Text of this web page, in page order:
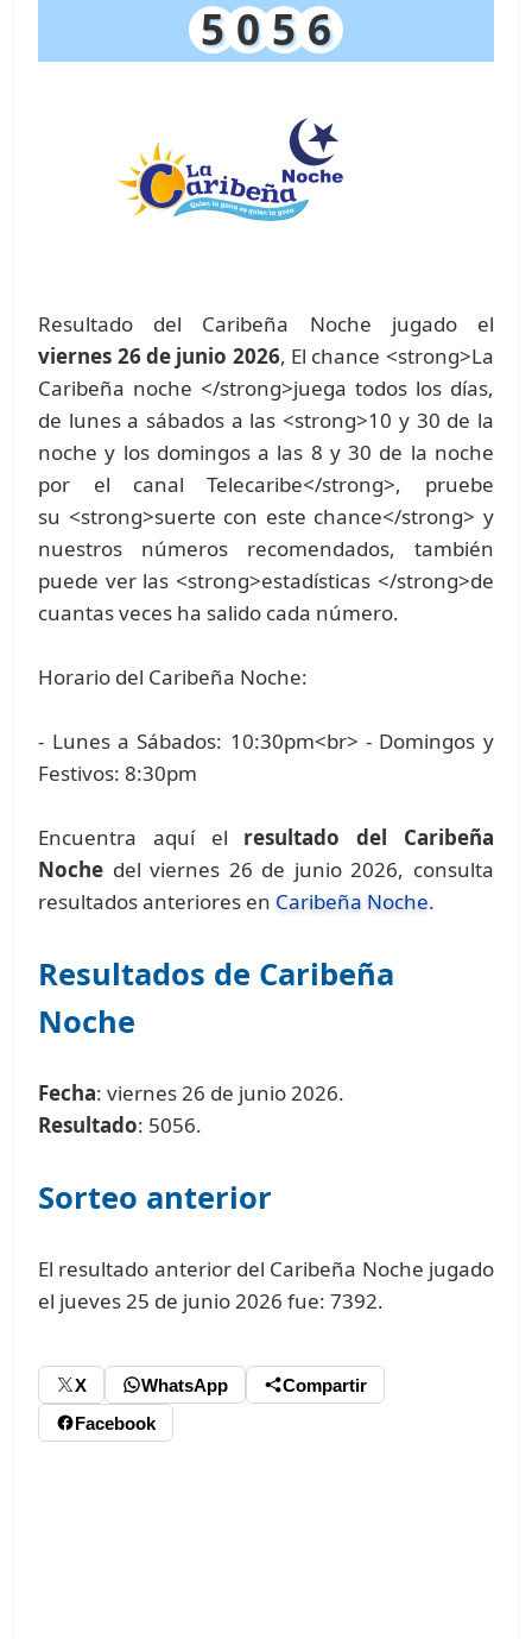
5 0 5 6
Resultado del Caribeña Noche jugado el
viernes 26 de junio 2026, El chance <strong>La
Caribeña noche </strong>juega todos los días,
de lunes a sábados a las <strong>10 y 30 de la
noche y los domingos a las 8 y 30 de la noche
por el canal Telecaribe</strong>, pruebe
su <strong>suerte con este chance</strong> y
nuestros números recomendados, también
puede ver las <strong>estadísticas </strong>de
cuantas veces ha salido cada número.
Horario del Caribeña Noche:
- Lunes a Sábados: 10:30pm<br> - Domingos y
Festivos: 8:30pm
Encuentra aquí el resultado del Caribeña
Noche del viernes 26 de junio 2026, consulta
resultados anteriores en Caribeña Noche.
Resultados de Caribeña
Noche
Fecha: viernes 26 de junio 2026.
Resultado: 5056.
Sorteo anterior
El resultado anterior del Caribeña Noche jugado
el jueves 25 de junio 2026 fue: 7392.
X WhatsApp
Compartir
Facebook